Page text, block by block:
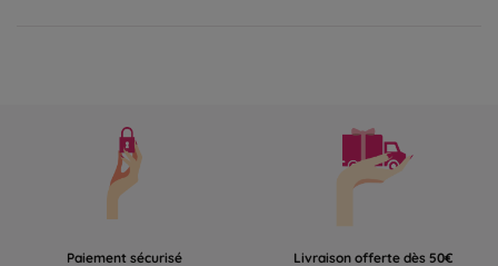
Paiement sécurisé Livraison offerte dès 50€